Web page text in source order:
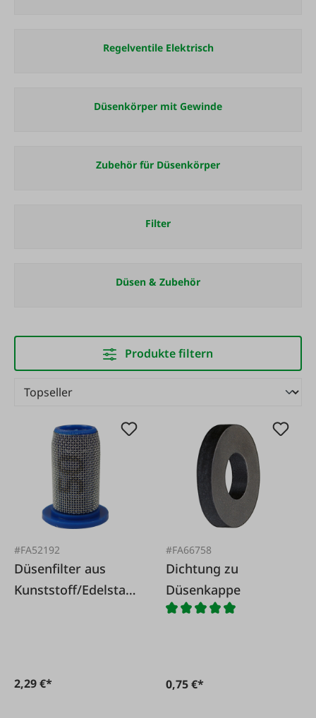
Regelventile Elektrisch
Düsenkörper mit Gewinde
Zubehör für Düsenkörper
Filter
Düsen & Zubehör
Produkte filtern
#FA52192
Düsenfilter aus
Kunststoff/Edelstahl
2,29 €*
#FA66758
Dichtung zu
Düsenkappe
0,75 €*